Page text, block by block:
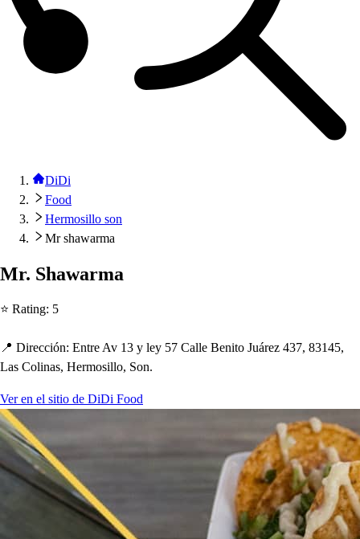
DiDi
Food
Hermosillo son
Mr shawarma
Mr. Shawarma
⭐ Rating: 5
📍 Dirección: Entre Av 13 y ley 57 Calle Benito Juárez 437, 83145,
Las Colinas, Hermosillo, Son.
Ver en el sitio de DiDi Food